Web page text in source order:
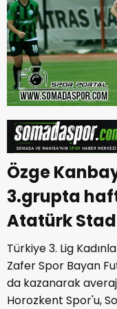
Özge
3.grupta
Atatürk
Türkiye 3. Lig
Zafer Spor Bayan
da kazanarak
Horozkent Spor'u,